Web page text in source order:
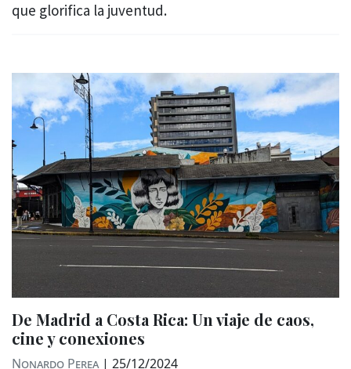
que glorifica la juventud.
De Madrid a Costa Rica: Un viaje de caos,
cine y conexiones
Nonardo Perea | 25/12/2024